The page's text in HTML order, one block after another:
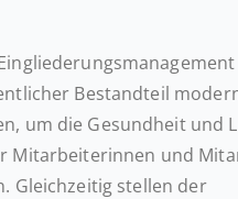
Be­stand­teil
um die Ge­sund­heit und
Mit­ar­bei­te­rin­nen und
Gleich­zei­tig stellen der